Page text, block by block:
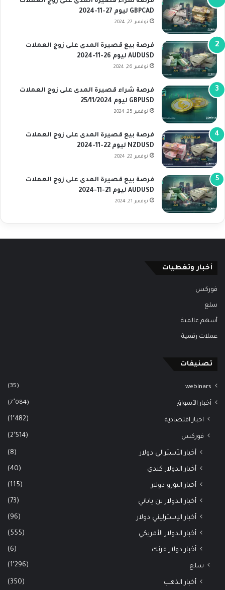
GBPCAD ليوم 27-11-2024
نوفمبر 27, 2024
فرصة بيع قصيرة المدى على زوج العملات
AUDUSD ليوم 26-11-2024
نوفمبر 26, 2024
فرصة شراء قصيرة المدى على زوج العملات
GBPUSD ليوم 25/11/2024
نوفمبر 25, 2024
فرصة بيع قصيرة المدى على زوج العملات
NZDUSD ليوم 22-11-2024
نوفمبر 22, 2024
فرصة بيع قصيرة المدى على زوج العملات
AUDUSD ليوم 21-11-2024
نوفمبر 21, 2024
أخبار وتغطيات
فوركس
سلع
أسهم عالمية
عملات رقمية
تصنيفات
webinars
(35)
أخبار الأسواق (7٬084)
اخبار اقتصادية (1٬482)
فوركس (2٬514)
أخبار الأسترالي دولار (8)
أخبار الدولار كندي (40)
أخبار اليورو دولار (115)
أخبار الدولار ين ياباني (73)
أخبار الإسترليني دولار (96)
أخبار الدولار الأمريكي (555)
أخبار دولار فرنك (6)
سلع (1٬296)
أخبار الذهب (350)